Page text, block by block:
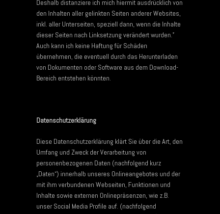
Deshalb distanziere ich mich hiermit ausdrücklich von
den Inhalten aller gelinkten Seiten anderer Websites,
inkl. aller Unterseiten, speziell dann, wenn die Inhalte
dieser Seiten nach Linksetzung verändert wurden.”
Auch kann ich keine Haftung für Schäden
übernehmen, die eventuell durch das Herunterladen
von Dokumenten oder Software aus dem Download-
Bereich entstehen könnten.
Datenschutzerklärung
Diese Datenschutzerklärung klärt Sie über die Art, den
Umfang und Zweck der Verarbeitung von
personenbezogenen Daten (nachfolgend kurz
„Daten“) innerhalb unseres Onlineangebotes und der
mit ihm verbundenen Webseiten, Funktionen und
Inhalte sowie externen Onlinepräsenzen, wie z.B.
unser Social Media Profile auf. (nachfolgend